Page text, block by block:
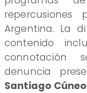
Argentina. La
contenido
connotación
denuncia
Santiago Cúneo